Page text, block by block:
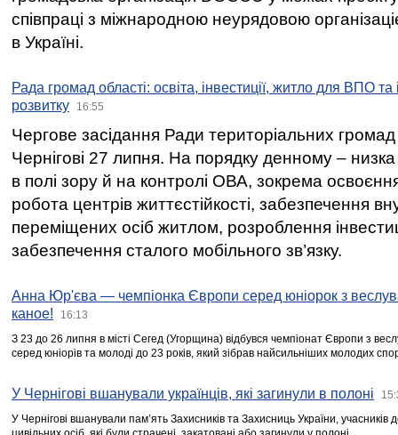
співпраці з міжнародною неурядовою
в Україні.
Рада громад області: освіта, інвестиції, житло для ВПО
розвитку
16:55
Чергове засідання Ради територіальних громад
Чернігові 27 липня. На порядку денному –
в полі зору й на контролі ОВА, зокрема освоєння
робота центрів життєстійкості, забезпечення
переміщених осіб житлом, розроблення
забезпечення сталого мобільного зв’язку.
Анна Юр'єва — чемпіонка Європи серед юніорок з
каное!
16:13
З 23 до 26 липня в місті Сегед (Угорщина) відбувся чемпіонат Європи з
серед юніорів та молоді до 23 років, який зібрав найсильніших молодих
У Чернігові вшанували українців, які загинули в полоні
У Чернігові вшанували пам’ять Захисників та Захисниць України,